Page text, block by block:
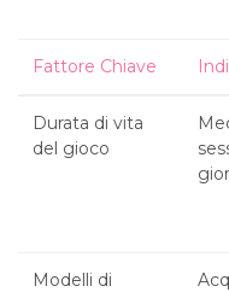
Fattore Chiave
Durata di vita
del gioco
Modelli di